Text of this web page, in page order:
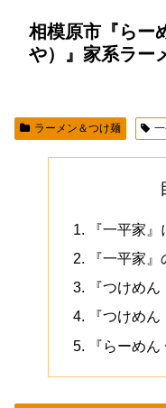
相模原市『らー
や）』家系ラー
ラーメン＆つけ麺
『一平家
『一平家
『つけめ
『つけめ
『らーめ